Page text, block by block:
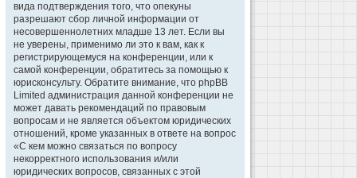
вида подтверждения того, что опекуны
разрешают сбор личной информации от
несовершеннолетних младше 13 лет. Если вы
не уверены, применимо ли это к вам, как к
регистрирующемуся на конференции, или к
самой конференции, обратитесь за помощью к
юрисконсульту. Обратите внимание, что phpBB
Limited администрация данной конференции не
может давать рекомендаций по правовым
вопросам и не является объектом юридических
отношений, кроме указанных в ответе на вопрос
«С кем можно связаться по вопросу
некорректного использования и/или
юридических вопросов, связанных с этой